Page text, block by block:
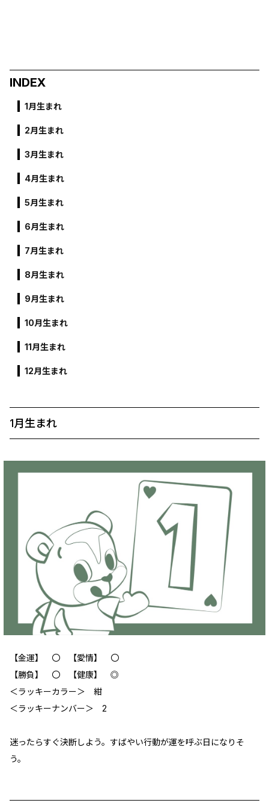
INDEX
1月生まれ
2月生まれ
3月生まれ
4月生まれ
5月生まれ
6月生まれ
7月生まれ
8月生まれ
9月生まれ
10月生まれ
11月生まれ
12月生まれ
1月生まれ
【金運】 〇 【愛情】 〇
【勝負】 〇 【健康】 ◎
＜ラッキーカラー＞ 紺
＜ラッキーナンバー＞ 2
迷ったらすぐ決断しよう。すばやい行動が運を呼ぶ日になりそ
う。